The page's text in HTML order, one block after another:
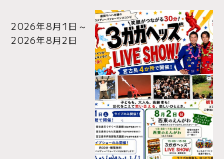
2026年8月1日 ～
2026年8月2日